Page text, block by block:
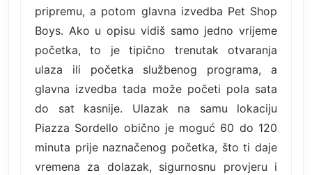
pripremu, a potom glavna izvedba Pet Shop
Boys. Ako u opisu vidiš samo jedno vrijeme
početka, to je tipično trenutak otvaranja
ulaza ili početka službenog programa, a
glavna izvedba tada može početi pola sata
do sat kasnije. Ulazak na samu lokaciju
Piazza Sordello obično je moguć 60 do 120
minuta prije naznačenog početka, što ti daje
vremena za dolazak, sigurnosnu provjeru i